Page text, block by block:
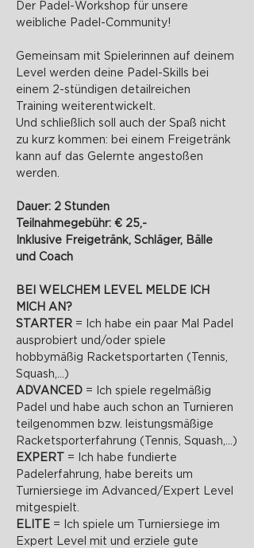
Der Padel-Workshop für unsere
weibliche Padel-Community!
Gemeinsam mit Spielerinnen auf deinem
Level werden deine Padel-Skills bei
einem 2-stündigen detailreichen
Training weiterentwickelt.
Und schließlich soll auch der Spaß nicht
zu kurz kommen: bei einem Freigetränk
kann auf das Gelernte angestoßen
werden.
Dauer: 2 Stunden
Teilnahmegebühr: € 25,-
Inklusive Freigetränk, Schläger, Bälle
und Coach
BEI WELCHEM LEVEL MELDE ICH
MICH AN?
STARTER = Ich habe ein paar Mal Padel
ausprobiert und/oder spiele
hobbymäßig Racketsportarten (Tennis,
Squash,...)
ADVANCED = Ich spiele regelmäßig
Padel und habe auch schon an Turnieren
teilgenommen bzw. leistungsmäßige
Racketsporterfahrung (Tennis, Squash,...)
EXPERT = Ich habe fundierte
Padelerfahrung, habe bereits um
Turniersiege im Advanced/Expert Level
mitgespielt.
ELITE = Ich spiele um Turniersiege im
Expert Level mit und erziele gute